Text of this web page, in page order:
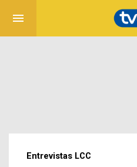
menu
Entrevistas LCC